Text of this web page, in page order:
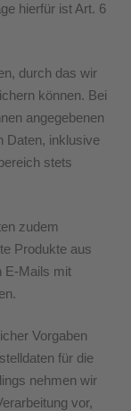
hierfür ist Art. 6
durch das wir
können. Bei
angegebenen
Daten, inklusive
stets
zudem
Produkte aus
E-Mails mit
Vorgaben
für die
nehmen wir
vor,